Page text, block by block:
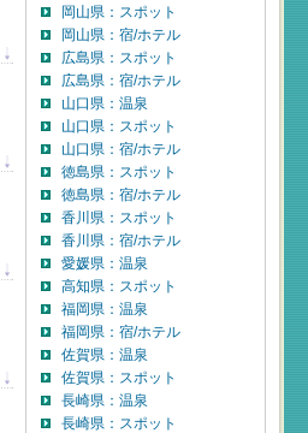
岡山県：スポット
岡山県：宿/ホテル
広島県：スポット
広島県：宿/ホテル
山口県：温泉
山口県：スポット
山口県：宿/ホテル
徳島県：スポット
徳島県：宿/ホテル
香川県：スポット
香川県：宿/ホテル
愛媛県：温泉
高知県：スポット
福岡県：温泉
福岡県：宿/ホテル
佐賀県：温泉
佐賀県：スポット
長崎県：温泉
長崎県：スポット